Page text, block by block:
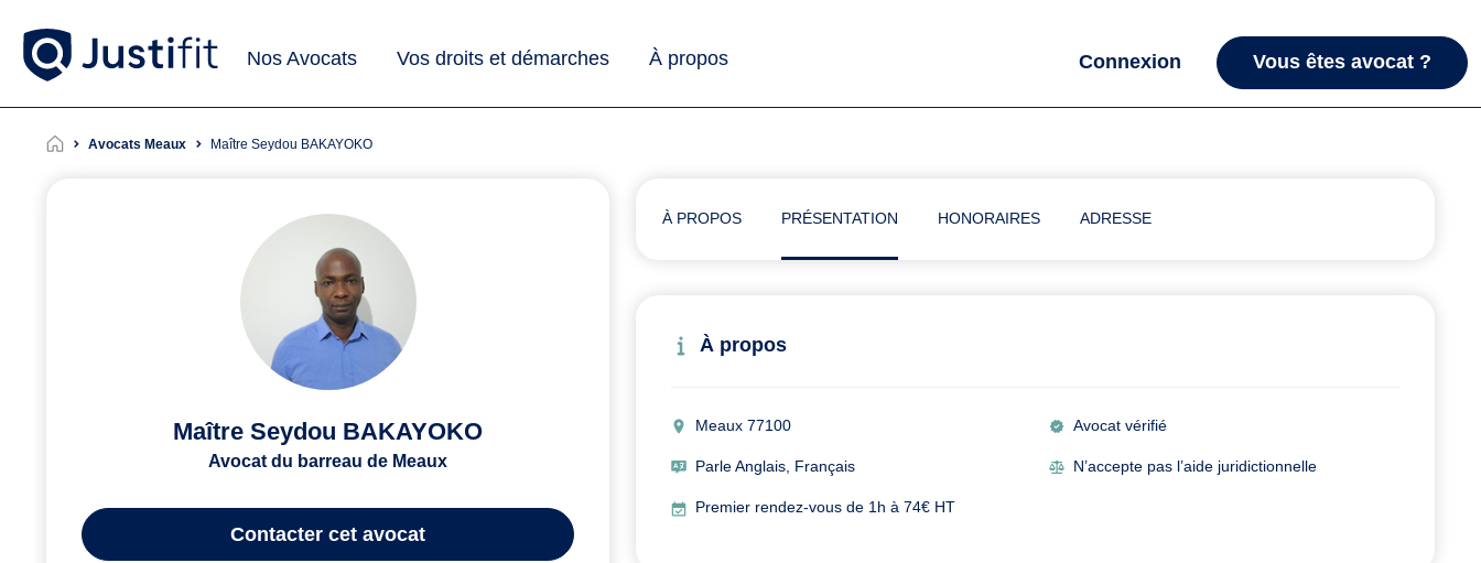
Nos Avocats Vos droits et démarches À propos Connexion Vous êtes avocat ?
Avocats Meaux Maître Seydou BAKAYOKO
Maître Seydou BAKAYOKO
Avocat du barreau de Meaux
Contacter cet avocat
À PROPOS PRÉSENTATION HONORAIRES ADRESSE
À propos
Meaux 77100 Avocat vérifié
Parle Anglais, Français N’accepte pas l’aide juridictionnelle
Premier rendez-vous de 1h à 74€ HT